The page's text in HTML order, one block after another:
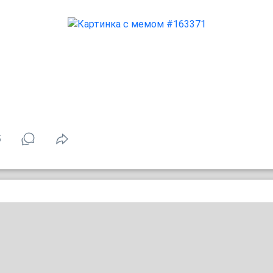
Подарила занятие до мозга костей